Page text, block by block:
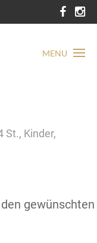
MENU
St., Kinder,
gewünschten